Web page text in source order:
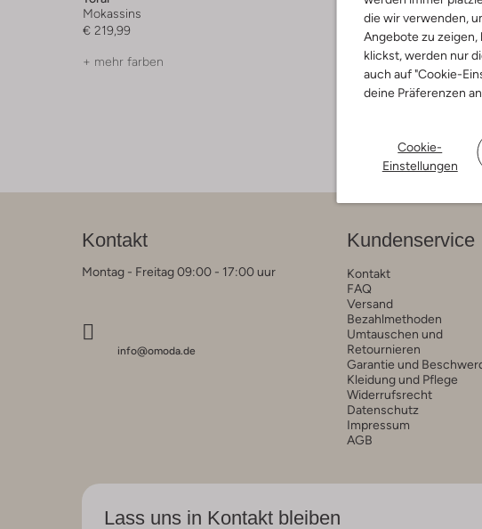
die wir verwenden,
Angebote zu zeigen,
klickst, werden nur
auch auf "Cookie-
deine Präferenzen
Cookie-
Einstellungen
Mokassins
€ 219,99
+ mehr farben
Schnürboots
€ 159,99
€ 127,99
Kontakt
Montag - Freitag 09:00 - 17:00 uur
info@omoda.de
Kundenservice
Kontakt
FAQ
Versand
Bezahlmethoden
Umtauschen und
Retournieren
Garantie und
Kleidung und Pflege
Widerrufsrecht
Datenschutz
Impressum
AGB
Lass uns in Kontakt bleiben